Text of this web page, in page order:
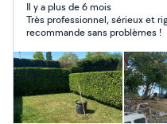
Il y a plus de 6 mois
Très professionnel, sérieux et rigoureux.
recommande sans problèmes !